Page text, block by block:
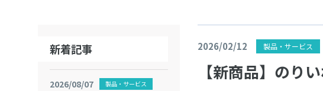
2026/02/12 製品・サービス
【新商品】のり
新着記事
2026/08/07 製品・サービス